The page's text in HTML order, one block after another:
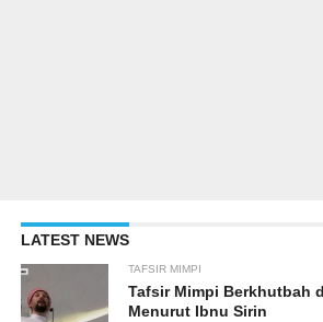
LATEST NEWS
TAFSIR MIMPI
Tafsir Mimpi Berkhutbah
Menurut Ibnu Sirin